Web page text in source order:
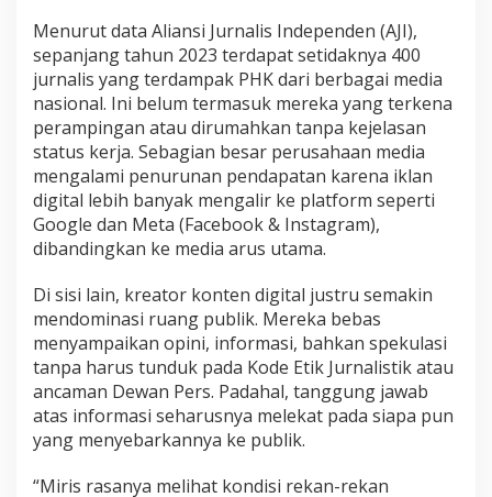
i
E
r
a
T
r
a
s
o
r
a
s
i
M
e
d
i
a
Menurut data Aliansi Jurnalis Independen (AJI),
sepanjang tahun 2023 terdapat setidaknya 400
jurnalis yang terdampak PHK dari berbagai media
nasional. Ini belum termasuk mereka yang terkena
perampingan atau dirumahkan tanpa kejelasan
status kerja. Sebagian besar perusahaan media
mengalami penurunan pendapatan karena iklan
digital lebih banyak mengalir ke platform seperti
Google dan Meta (Facebook & Instagram),
dibandingkan ke media arus utama.
Di sisi lain, kreator konten digital justru semakin
mendominasi ruang publik. Mereka bebas
menyampaikan opini, informasi, bahkan spekulasi
tanpa harus tunduk pada Kode Etik Jurnalistik atau
ancaman Dewan Pers. Padahal, tanggung jawab
atas informasi seharusnya melekat pada siapa pun
yang menyebarkannya ke publik.
“Miris rasanya melihat kondisi rekan-rekan